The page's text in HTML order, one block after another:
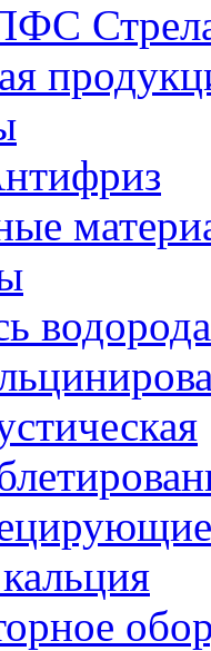
водорода